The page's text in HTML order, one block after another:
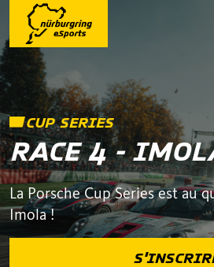
CUP SERIES
RACE 4 -
La Porsche Cup Series est au
Imola !